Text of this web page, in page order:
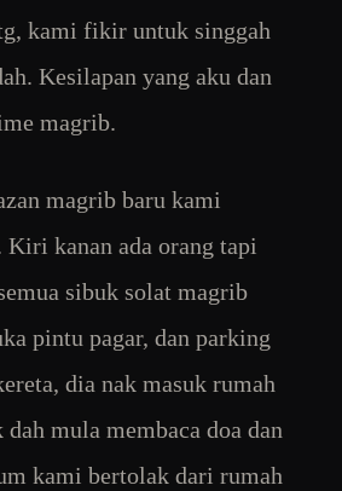
kami fikir untuk singgah
Kesilapan yang aku dan
magrib.
magrib baru kami
Kiri kanan ada orang tapi
sibuk solat magrib
pintu pagar, dan parking
dia nak masuk rumah
mula membaca doa dan
kami bertolak dari rumah